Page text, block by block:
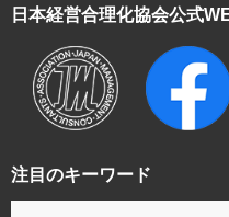
注目のキーワード
日本経営合理化協会公式